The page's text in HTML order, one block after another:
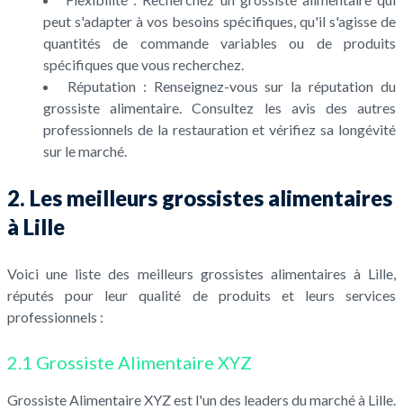
peut s'adapter à vos besoins spécifiques, qu'il s'agisse de
quantités de commande variables ou de produits
spécifiques que vous recherchez.
Réputation : Renseignez-vous sur la réputation du
grossiste alimentaire. Consultez les avis des autres
professionnels de la restauration et vérifiez sa longévité
sur le marché.
2. Les meilleurs grossistes alimentaires
à Lille
Voici une liste des meilleurs grossistes alimentaires à Lille,
réputés pour leur qualité de produits et leurs services
professionnels :
2.1 Grossiste Alimentaire XYZ
Grossiste Alimentaire XYZ est l'un des leaders du marché à Lille.